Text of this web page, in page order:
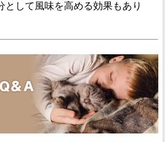
として風味を高める効果もあり